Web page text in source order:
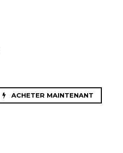
ACHETER MAINTENANT